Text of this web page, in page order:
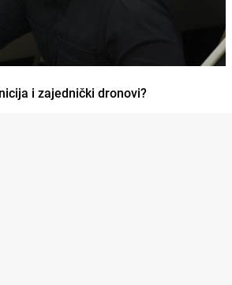
i zajednički dronovi?